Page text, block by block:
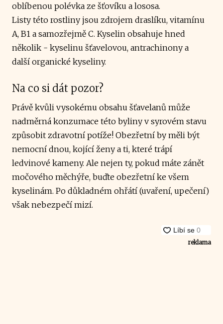
oblíbenou polévka ze šťovíku a lososa.
Listy této rostliny jsou zdrojem draslíku, vitamínu
A, B1 a samozřejmě C. Kyselin obsahuje hned
několik - kyselinu šťavelovou, antrachinony a
další organické kyseliny.
Na co si dát pozor?
Právě kvůli vysokému obsahu šťavelanů může
nadměrná konzumace této byliny v syrovém stavu
způsobit zdravotní potíže! Obezřetní by měli být
nemocní dnou, kojící ženy a ti, které trápí
ledvinové kameny. Ale nejen ty, pokud máte zánět
močového měchýře, buďte obezřetní ke všem
kyselinám. Po důkladném ohřátí (uvaření, upečení)
však nebezpečí mizí.
reklama